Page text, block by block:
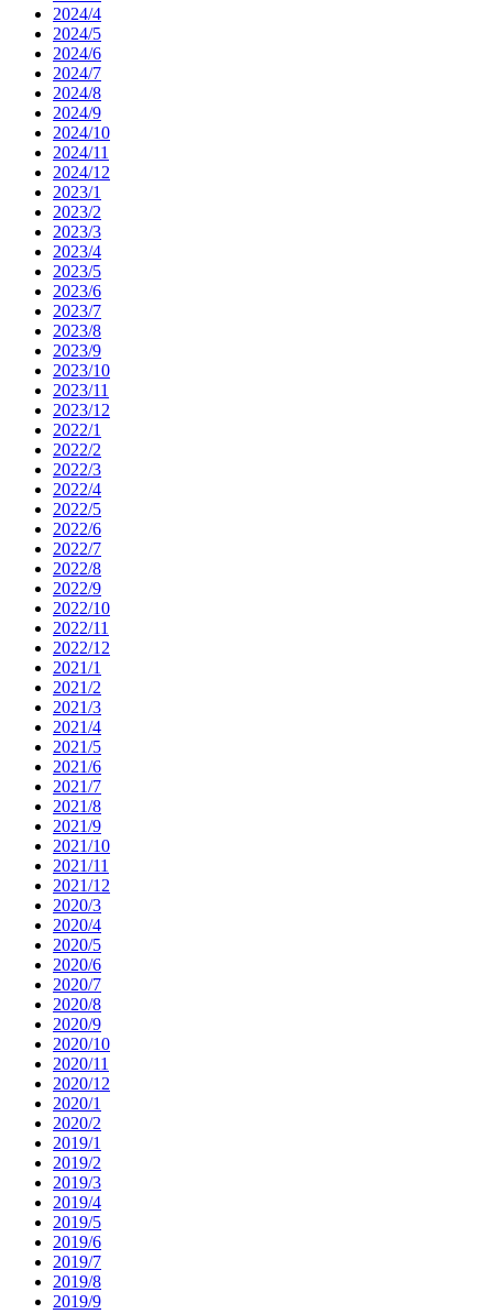
2024/4
2024/5
2024/6
2024/7
2024/8
2024/9
2024/10
2024/11
2024/12
2023/1
2023/2
2023/3
2023/4
2023/5
2023/6
2023/7
2023/8
2023/9
2023/10
2023/11
2023/12
2022/1
2022/2
2022/3
2022/4
2022/5
2022/6
2022/7
2022/8
2022/9
2022/10
2022/11
2022/12
2021/1
2021/2
2021/3
2021/4
2021/5
2021/6
2021/7
2021/8
2021/9
2021/10
2021/11
2021/12
2020/3
2020/4
2020/5
2020/6
2020/7
2020/8
2020/9
2020/10
2020/11
2020/12
2020/1
2020/2
2019/1
2019/2
2019/3
2019/4
2019/5
2019/6
2019/7
2019/8
2019/9